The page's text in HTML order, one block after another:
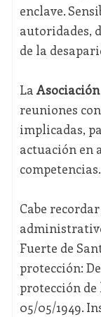
enclave.
autoridades,
de la
La
reuniones
implicadas,
actuación en
competencias.
Cabe
Fuerte de
protección:
protección de
05/05/1949.